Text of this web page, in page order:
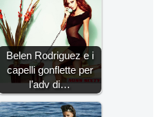
Belen Rodriguez e i
capelli gonflette per
l’adv di…